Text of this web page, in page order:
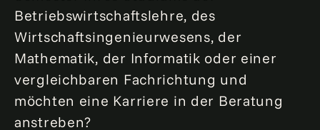
Betriebswirtschaftslehre, des
Wirtschaftsingenieurwesens, der
Mathematik, der Informatik oder einer
vergleichbaren Fachrichtung und
möchten eine Karriere in der Beratung
anstreben?